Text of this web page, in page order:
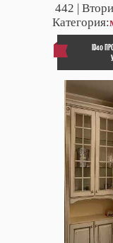
442 |
Категория:
ID40